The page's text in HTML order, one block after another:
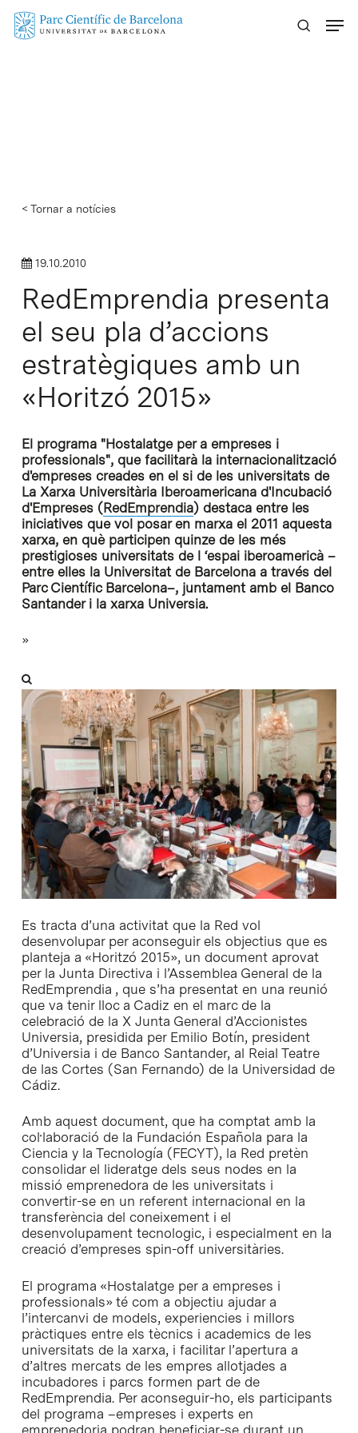
Skip
< Tornar a notícies
19.10.2010
RedEmprendia presenta
el seu pla d’accions
estratègiques amb un
«Horitzó 2015»
El programa "Hostalatge per a empreses i
professionals", que facilitarà la internacionalització
d'empreses creades en el si de les universitats de
La Xarxa Universitària Iberoamericana d'Incubació
d'Empreses (RedEmprendia) destaca entre les
iniciatives que vol posar en marxa el 2011 aquesta
xarxa, en què participen quinze de les més
prestigioses universitats de l ‘espai iberoamericà –
entre elles la Universitat de Barcelona a través del
Parc Científic Barcelona–, juntament amb el Banco
Santander i la xarxa Universia.
»
Es tracta d’una activitat que la Red vol
desenvolupar per aconseguir els objectius que es
planteja a «Horitzó 2015», un document aprovat
per la Junta Directiva i l’Assemblea General de la
RedEmprendia , que s’ha presentat en una reunió
que va tenir lloc a Cadiz en el marc de la
celebració de la X Junta General d’Accionistes
Universia, presidida per Emilio Botín, president
d’Universia i de Banco Santander, al Reial Teatre
de las Cortes (San Fernando) de la Universidad de
Cádiz.
Amb aquest document, que ha comptat amb la
col·laboració de la Fundación Española para la
Ciencia y la Tecnología (FECYT), la Red pretèn
consolidar el lideratge dels seus nodes en la
missió emprenedora de les universitats i
convertir-se en un referent internacional en la
transferència del coneixement i el
desenvolupament tecnologic, i especialment en la
creació d’empreses spin-off universitàries.
El programa «Hostalatge per a empreses i
professionals» té com a objectiu ajudar a
l’intercanvi de models, experiencies i millors
pràctiques entre els tècnics i academics de les
universitats de la xarxa, i facilitar l’apertura a
d’altres mercats de les empres allotjades a
incubadores i parcs formen part de de
RedEmprendia. Per aconseguir-ho, els participants
del programa –empreses i experts en
emprenedoria podran beneficiar-se durant un